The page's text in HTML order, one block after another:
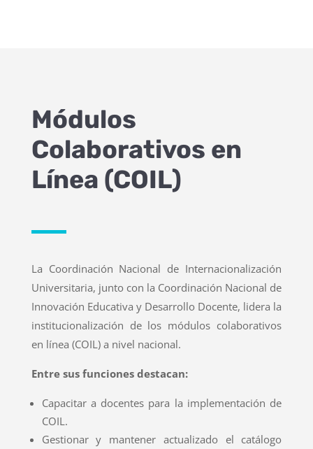
Módulos
Colaborativos en
Línea (COIL)
La Coordinación Nacional de Internacionalización
Universitaria, junto con la Coordinación Nacional de
Innovación Educativa y Desarrollo Docente, lidera la
institucionalización de los módulos colaborativos
en línea (COIL) a nivel nacional.
Entre sus funciones destacan:
Capacitar a docentes para la implementación de
COIL.
Gestionar y mantener actualizado el catálogo